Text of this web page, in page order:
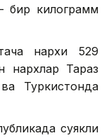
бир килограмм
нархи 529
нархлар Тараз
Туркистонда
суякли